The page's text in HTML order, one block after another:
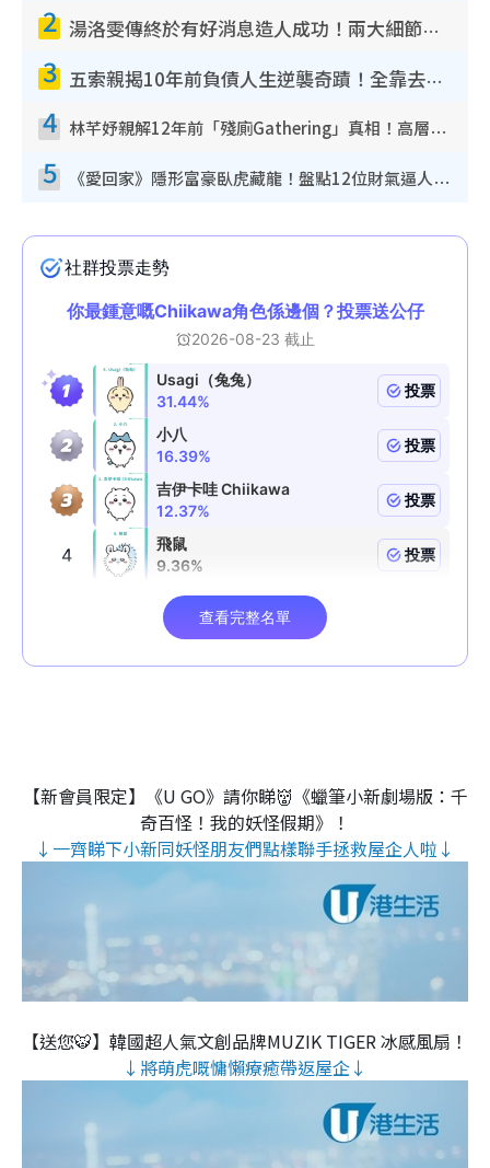
2 湯洛雯傳終於有好消息造人成功！兩大細節曝孕味極濃惹猜測：大肚婆先會咁！
3 五索親揭10年前負債人生逆襲奇蹟！全靠去一地方轉運後即遇上馬先生
4 林芊妤親解12年前「殘廁Gathering」真相！高層解約一句話重創尊嚴至今拒返TVB
5 《愛回家》隱形富豪臥虎藏龍！盤點12位財氣逼人的有錢藝人：呢位靚女3億身家唔憂做
【新會員限定】《U GO》請你睇👹《蠟筆小新劇場版：千
奇百怪！我的妖怪假期》！
↓一齊睇下小新同妖怪朋友們點樣聯手拯救屋企人啦↓
【送您🐯】韓國超人氣文創品牌MUZIK TIGER 冰感風扇！
↓將萌虎嘅慵懶療癒帶返屋企↓